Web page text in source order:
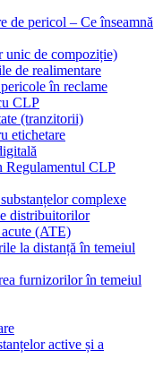
de pericol – Ce înseamnă
de compoziție)
de realimentare
în reclame
CLP
(tranzitorii)
etichetare
Regulamentul CLP
complexe
distribuitorilor
(ATE)
la distanță în temeiul
furnizorilor în temeiul
active și a